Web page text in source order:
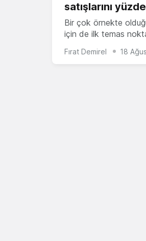
satışlarını
Bir çok örnekte
için de ilk temas
Fırat Demirel 18